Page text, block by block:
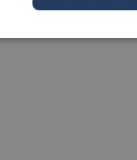
(burmistrz,